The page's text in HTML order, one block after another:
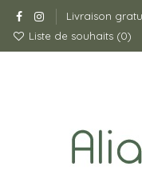
Livraison
Liste de souhaits (0)